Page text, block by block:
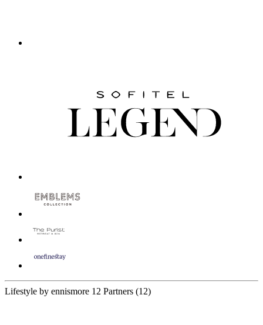
Lifestyle by ennismore 12 Partners (12)